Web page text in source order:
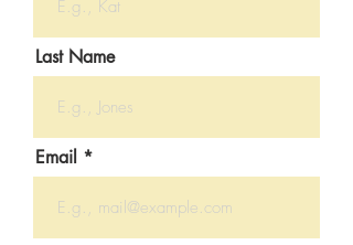
Last Name
Email